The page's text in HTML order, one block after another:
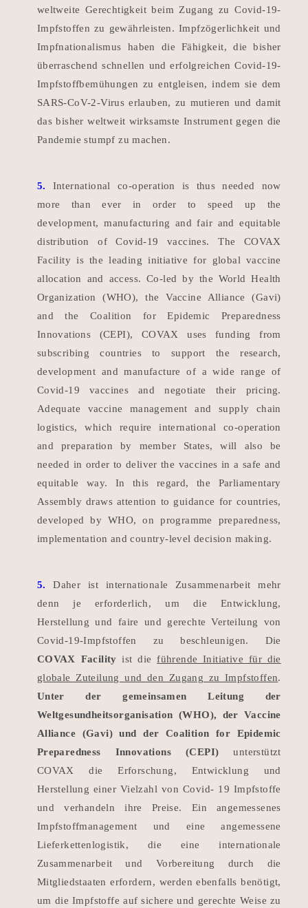
weltweite Gerechtigkeit beim Zugang zu Covid-19-
Impfstoffen zu gewährleisten. Impfzögerlichkeit und
Impfnationalismus haben die Fähigkeit, die bisher
überraschend schnellen und erfolgreichen Covid-19-
Impfstoffbemühungen zu entgleisen, indem sie dem
SARS-CoV-2-Virus erlauben, zu mutieren und damit
das bisher weltweit wirksamste Instrument gegen die
Pandemie stumpf zu machen.
5.
International co-operation is thus needed now
more than ever in order to speed up the
development, manufacturing and fair and equitable
distribution of Covid-19 vaccines. The COVAX
Facility is the leading initiative for global vaccine
allocation and access. Co-led by the World Health
Organization (WHO), the Vaccine Alliance (Gavi)
and the Coalition for Epidemic Preparedness
Innovations (CEPI), COVAX uses funding from
subscribing countries to support the research,
development and manufacture of a wide range of
Covid-19 vaccines and negotiate their pricing.
Adequate vaccine management and supply chain
logistics, which require international co-operation
and preparation by member States, will also be
needed in order to deliver the vaccines in a safe and
equitable way. In this regard, the Parliamentary
Assembly draws attention to guidance for countries,
developed by WHO, on programme preparedness,
implementation and country-level decision making.
5.
Daher ist internationale Zusammenarbeit mehr
denn je erforderlich, um die Entwicklung,
Herstellung und faire und gerechte Verteilung von
Covid-19-Impfstoffen zu beschleunigen.
Die
COVAX Facility ist dieführende Initiative für die
globale Zuteilung und den Zugang zu Impfstoffen.
Unter der gemeinsamen Leitung der
Weltgesundheitsorganisation (WHO), der Vaccine
Alliance (Gavi) und der Coalition for Epidemic
Preparedness Innovations (CEPI) unterstützt
COVAX die Erforschung, Entwicklung und
Herstellung einer Vielzahl von Covid- 19 Impfstoffe
und verhandeln ihre Preise.
Ein angemessenes
Impfstoffmanagement und eine angemessene
Lieferkettenlogistik, die eine internationale
Zusammenarbeit und Vorbereitung durch die
Mitgliedstaaten erfordern, werden ebenfalls benötigt,
um die Impfstoffe auf sichere und gerechte Weise zu